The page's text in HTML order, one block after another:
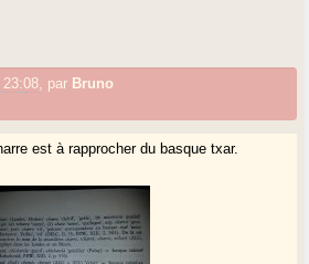
23:08 par Bruno
est à rapprocher du basque txar.